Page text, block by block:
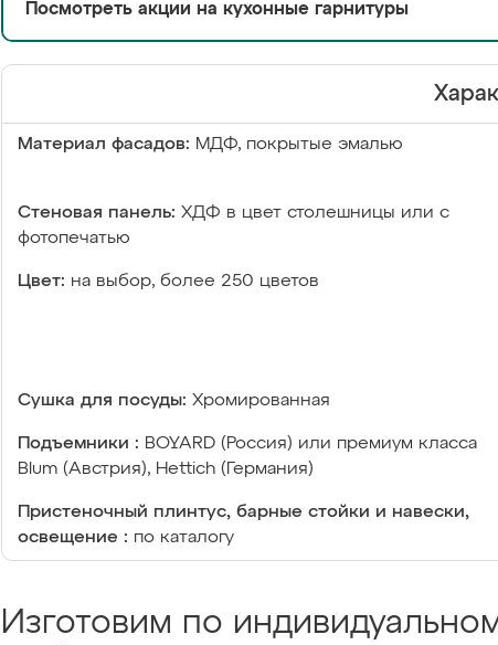
Посмотреть акции на кухонные гарнитуры
Материал фасадов: МДФ, покрытые эмалью
Стеновая панель: ХДФ в цвет столешницы или с
фотопечатью
Цвет: на выбор, более 250 цветов
Сушка для посуды: Хромированная
Подъемники : BOYARD (Россия) или премиум класса
Blum (Австрия), Hettich (Германия)
Пристеночный плинтус, барные стойки и навески,
освещение : по каталогу
Изготовим по